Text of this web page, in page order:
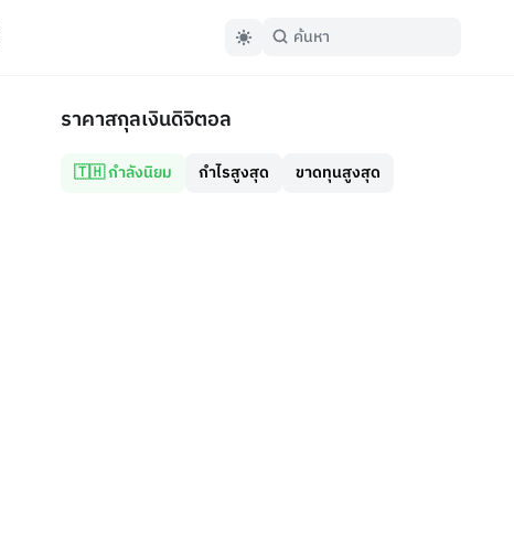
ราคาสกุลเงินดิจิตอล
🇹🇭 กำลังนิยม กำไรสูงสุด ขาดทุนสูงสุด